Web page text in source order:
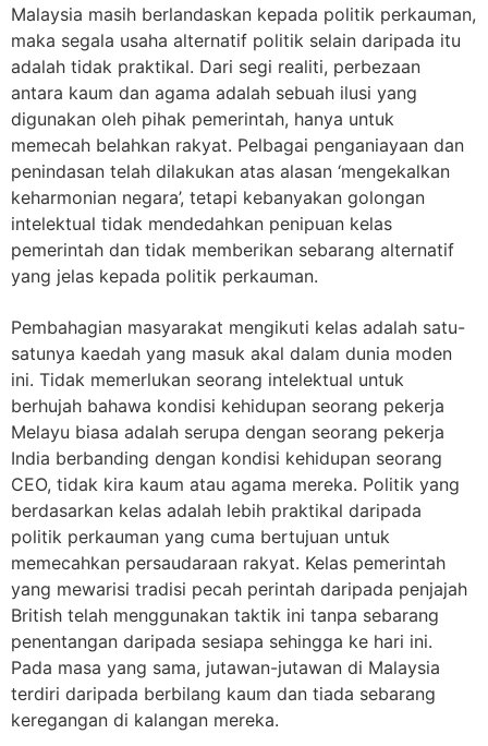
Malaysia masih berlandaskan kepada politik perkauman,
maka segala usaha alternatif politik selain daripada itu
adalah tidak praktikal. Dari segi realiti, perbezaan
antara kaum dan agama adalah sebuah ilusi yang
digunakan oleh pihak pemerintah, hanya untuk
memecah belahkan rakyat. Pelbagai penganiayaan dan
penindasan telah dilakukan atas alasan ‘mengekalkan
keharmonian negara’, tetapi kebanyakan golongan
intelektual tidak mendedahkan penipuan kelas
pemerintah dan tidak memberikan sebarang alternatif
yang jelas kepada politik perkauman.
Pembahagian masyarakat mengikuti kelas adalah satu-
satunya kaedah yang masuk akal dalam dunia moden
ini. Tidak memerlukan seorang intelektual untuk
berhujah bahawa kondisi kehidupan seorang pekerja
Melayu biasa adalah serupa dengan seorang pekerja
India berbanding dengan kondisi kehidupan seorang
CEO, tidak kira kaum atau agama mereka. Politik yang
berdasarkan kelas adalah lebih praktikal daripada
politik perkauman yang cuma bertujuan untuk
memecahkan persaudaraan rakyat. Kelas pemerintah
yang mewarisi tradisi pecah perintah daripada penjajah
British telah menggunakan taktik ini tanpa sebarang
penentangan daripada sesiapa sehingga ke hari ini.
Pada masa yang sama, jutawan-jutawan di Malaysia
terdiri daripada berbilang kaum dan tiada sebarang
keregangan di kalangan mereka.